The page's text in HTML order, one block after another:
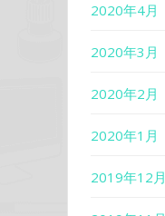
2020年4月
2020年3月
2020年2月
2020年1月
2019年12月